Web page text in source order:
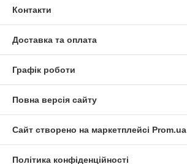
Контакти
Доставка та оплата
Графік роботи
Повна версія сайту
Сайт створено на маркетплейсі Prom.ua
Політика конфіденційності